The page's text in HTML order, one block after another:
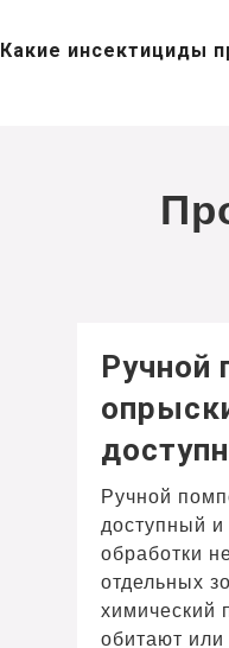
Какие инсектициды
Ручной
Ручной
доступный и
обработки
отдельных
химический
обитают или